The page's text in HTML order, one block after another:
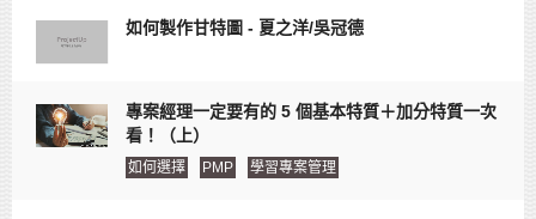
如何製作甘特圖 - 夏之洋/吳冠德
專案經理一定要有的 5 個基本特質＋加分特質一次
看！（上）
如何選擇 PMP 學習專案管理